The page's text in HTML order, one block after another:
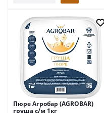
Пюре Агробар (AGROBAR)
груша с/м 1кг